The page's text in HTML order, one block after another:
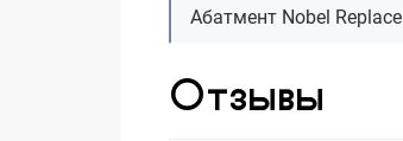
Абатмент Nobel Replace
Отзывы